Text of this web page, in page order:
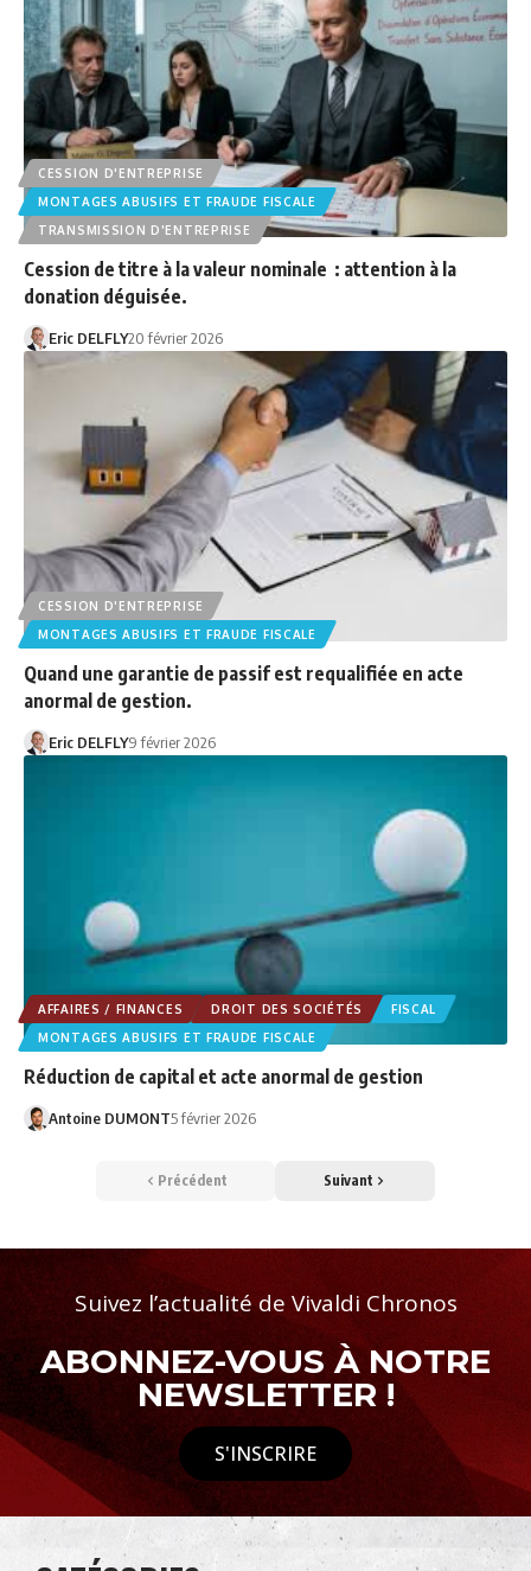
CESSION D'ENTREPRISE
MONTAGES ABUSIFS ET FRAUDE FISCALE
TRANSMISSION D'ENTREPRISE
Cession de titre à la valeur nominale : attention à la
donation déguisée.
Eric DELFLY20 février 2026
CESSION D'ENTREPRISE
MONTAGES ABUSIFS ET FRAUDE FISCALE
Quand une garantie de passif est requalifiée en acte
anormal de gestion.
Eric DELFLY9 février 2026
AFFAIRES / FINANCES DROIT DES SOCIÉTÉS
FISCAL
MONTAGES ABUSIFS ET FRAUDE FISCALE
Réduction de capital et acte anormal de gestion
Antoine DUMONT5 février 2026
Précédent Suivant
Suivez l’actualité de Vivaldi Chronos
ABONNEZ-VOUS À NOTRE
NEWSLETTER !
S'INSCRIRE